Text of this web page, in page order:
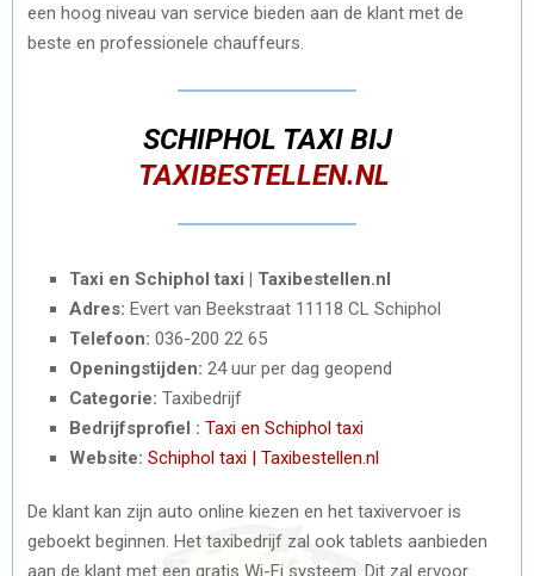
een hoog niveau van service bieden aan de klant met de
beste en professionele chauffeurs.
SCHIPHOL TAXI BIJ
TAXIBESTELLEN.NL
Taxi en Schiphol taxi | Taxibestellen.nl
Adres: Evert van Beekstraat 1 1118 CL Schiphol
Telefoon: 036-200 22 65
Openingstijden: 24 uur per dag geopend
Categorie: Taxibedrijf
Bedrijfsprofiel : Taxi en Schiphol taxi
Website: Schiphol taxi | Taxibestellen.nl
De klant kan zijn auto online kiezen en het taxivervoer is
geboekt beginnen. Het taxibedrijf zal ook tablets aanbieden
aan de klant met een gratis Wi-Fi systeem. Dit zal ervoor